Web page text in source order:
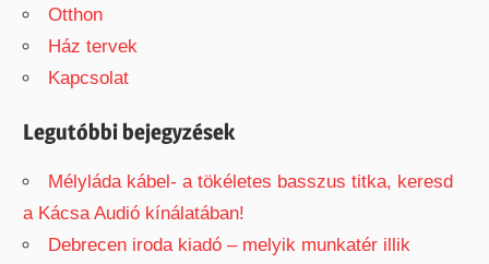
r
Otthon
Ház tervek
Kapcsolat
Legutóbbi bejegyzések
Mélyláda kábel- a tökéletes basszus titka, keresd
a Kácsa Audió kínálatában!
Debrecen iroda kiadó – melyik munkatér illik